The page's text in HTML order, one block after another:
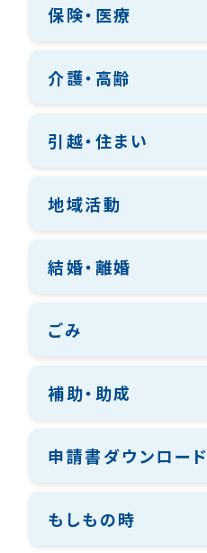
保険・医療
介護・高齢
引越・住まい
地域活動
結婚・離婚
ごみ
補助・助成
申請書ダウンロード
もしもの時